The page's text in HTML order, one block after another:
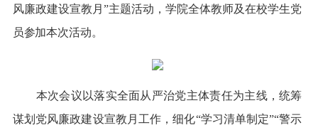
风廉政建设宣教月”主题活动，学院全体教师及在校学生党
员参加本次活动。
本次会议以落实全面从严治党主体责任为主线，统筹
谋划党风廉政建设宣教月工作，细化“学习清单制定”“警示